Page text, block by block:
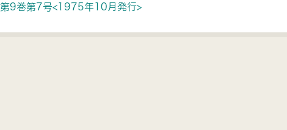
Post navigation
第9巻第7号<1975年10月発行>